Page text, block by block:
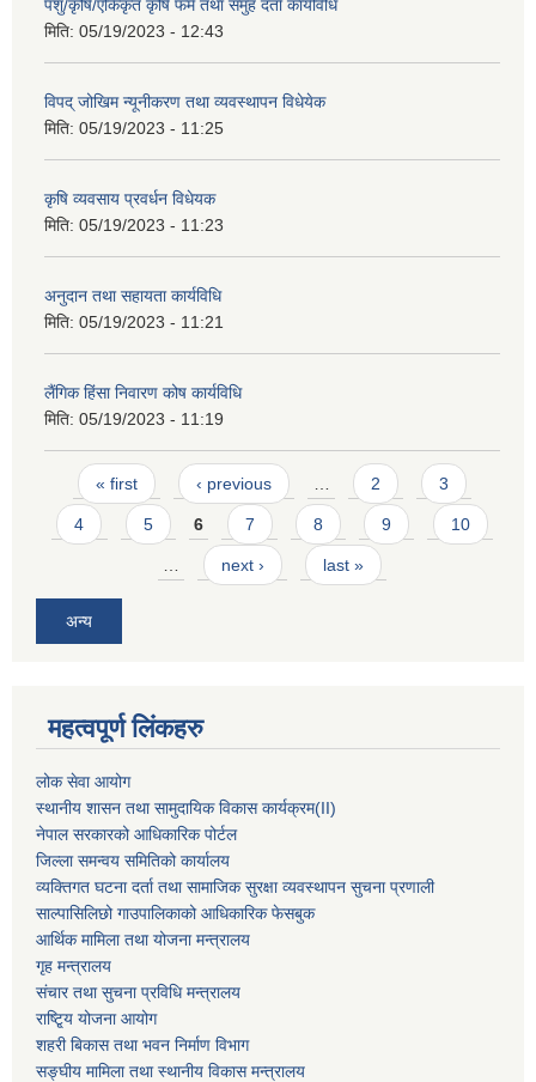
पशु/कृषि/एकिकृत कृषि फर्म तथा समुह दर्ता कार्यविधि
मिति: 05/19/2023 - 12:43
विपद् जोखिम न्यूनीकरण तथा व्यवस्थापन विधेयेक
मिति: 05/19/2023 - 11:25
कृषि व्यवसाय प्रवर्धन विधेयक
मिति: 05/19/2023 - 11:23
अनुदान तथा सहायता कार्यविधि
मिति: 05/19/2023 - 11:21
लैंगिक हिंसा निवारण कोष कार्यविधि
मिति: 05/19/2023 - 11:19
Pages
« first ‹ previous … 2 3
4 5 6 7 8 9 10
… next › last »
अन्य
महत्वपूर्ण लिंकहरु
लोक सेवा आयोग
स्थानीय शासन तथा सामुदायिक विकास कार्यक्रम(II)
नेपाल सरकारको आधिकारिक पोर्टल
जिल्ला समन्वय समितिको कार्यालय
व्यक्तिगत घटना दर्ता तथा सामाजिक सुरक्षा व्यवस्थापन सुचना प्रणाली
साल्पासिलिछो गाउपालिकाको आधिकारिक फेसबुक
आर्थिक मामिला तथा योजना मन्त्रालय
गृह मन्त्रालय
संचार तथा सुचना प्रविधि मन्त्रालय
राष्टि्ृय योजना आयोग
शहरी बिकास तथा भवन निर्माण विभाग
सङ्घीय मामिला तथा स्थानीय विकास मन्त्रालय